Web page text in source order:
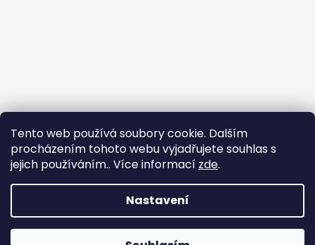
Tento web používá soubory cookie. Dalším
procházením tohoto webu vyjadřujete souhlas s
jejich používáním.. Více informací zde.
Nastavení
Copyright 2026Klenoty Teplice. Všechna práva